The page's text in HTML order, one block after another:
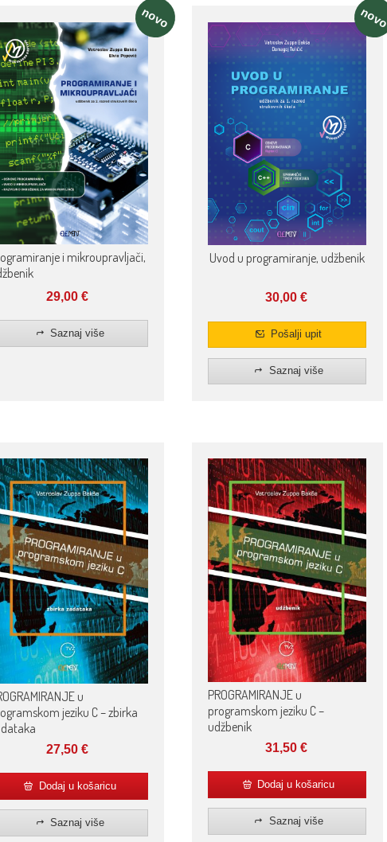
novo
i mikroupravljači,
29,00€
Saznaj više
novo
Uvod u programiranje, udžbenik
30,00 €
Pošalji upit
Saznaj više
u
jeziku C – zbirka
27,50€
Dodaj u košaricu
Saznaj više
PROGRAMIRANJE u
programskom jeziku C –
udžbenik
31,50 €
Dodaj u košaricu
Saznaj više